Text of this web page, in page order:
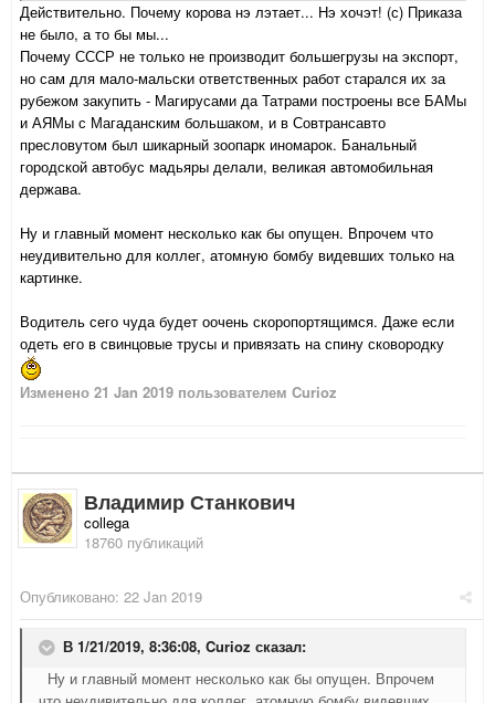
Действительно. Почему корова нэ лэтает... Нэ хочэт! (с) Приказа
не было, а то бы мы...
Почему СССР не только не производит большегрузы на экспорт,
но сам для мало-мальски ответственных работ старался их за
рубежом закупить - Магирусами да Татрами построены все БАМы
и АЯМы с Магаданским большаком, и в Совтрансавто
пресловутом был шикарный зоопарк иномарок. Банальный
городской автобус мадьяры делали, великая автомобильная
держава.
Ну и главный момент несколько как бы опущен. Впрочем что
неудивительно для коллег, атомную бомбу видевших только на
картинке.
Водитель сего чуда будет оочень скоропортящимся. Даже если
одеть его в свинцовые трусы и привязать на спину сковородку
Изменено 21 Jan 2019 пользователем Curioz
Владимир Станкович
collega
18760 публикаций
Опубликовано: 22 Jan 2019
В 1/21/2019, 8:36:08, Curioz сказал:
Ну и главный момент несколько как бы опущен. Впрочем